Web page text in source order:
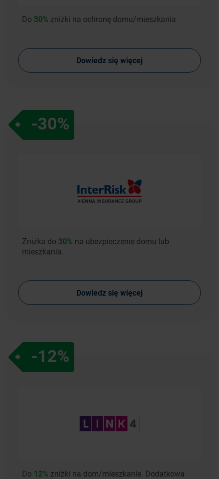
Do 30% zniżki na ochronę domu/mieszkania
Dowiedz się więcej
-30%
Zniżka do 30% na ubezpieczenie domu lub
mieszkania.
Dowiedz się więcej
-12%
Do 12% zniżki na dom/mieszkanie. Dodatkowa